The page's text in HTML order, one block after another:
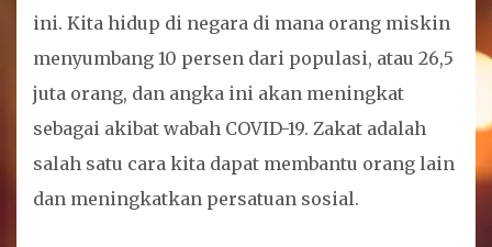
ini. Kita hidup di negara di mana orang miskin
menyumbang 10 persen dari populasi, atau 26,5
juta orang, dan angka ini akan meningkat
sebagai akibat wabah COVID-19. Zakat adalah
salah satu cara kita dapat membantu orang lain
dan meningkatkan persatuan sosial.